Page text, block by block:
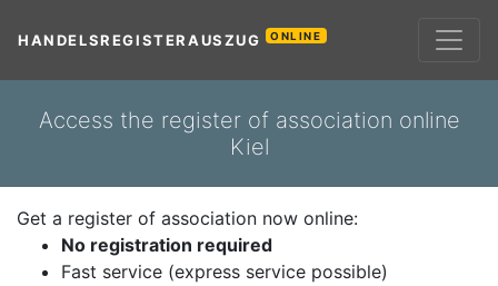
HANDELSREGISTERAUSZUG ONLINE
Access the register of association online
Kiel
Get a register of association now online:
No registration required
Fast service (express service possible)